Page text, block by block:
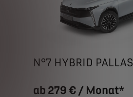
N°7 HYBRID PALLAS
ab 279 € / Monat*